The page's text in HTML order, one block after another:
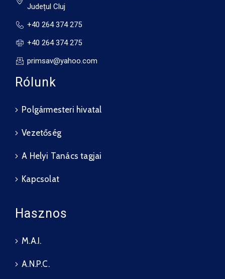
Județul Cluj
+40 264 374 275
+40 264 374 275
primsav@yahoo.com
Rólunk
Polgármesteri hivatal
Vezetőség
A Helyi Tanács tagjai
Kapcsolat
Hasznos
M.A.I.
A.N.P.C.